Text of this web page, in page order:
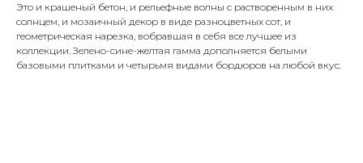
Это и крашеный бетон, и рельефные волны с растворенным в них
солнцем, и мозаичный декор в виде разноцветных сот, и
геометрическая нарезка, вобравшая в себя все лучшее из
коллекции. Зелено-сине-желтая гамма дополняется белыми
базовыми плитками и четырьмя видами бордюров на любой вкус.